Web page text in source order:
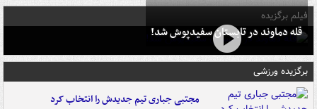
فیلم برگزیده
قله دماوند در تابستان سفیدپوش شد!
برگزیده ورزشی
مجتبی جباری تیم جدیدش را انتخاب کرد